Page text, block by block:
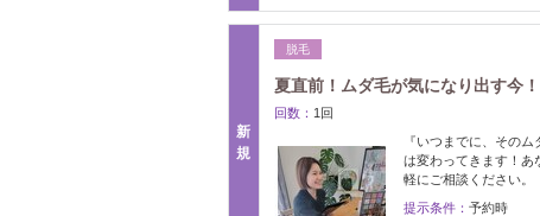
新
規
脱毛
夏直前！ムダ毛が気になり出す今
回数： 1回
『いつまでに、その
は変わってきます！あ
軽にご相談ください。
提示条件： 予約時